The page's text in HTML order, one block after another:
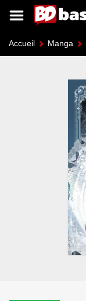
Accueil Manga